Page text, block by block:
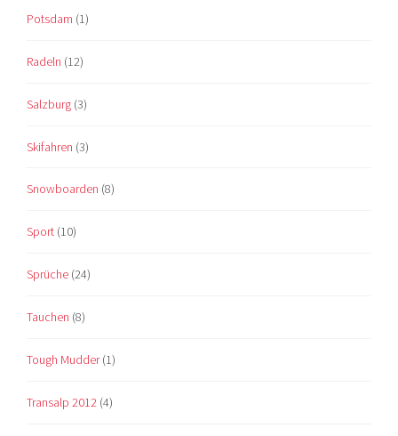
Potsdam (1)
Radeln (12)
Salzburg (3)
Skifahren (3)
Snowboarden (8)
Sport (10)
Sprüche (24)
Tauchen (8)
Tough Mudder(1)
Transalp 2012 (4)